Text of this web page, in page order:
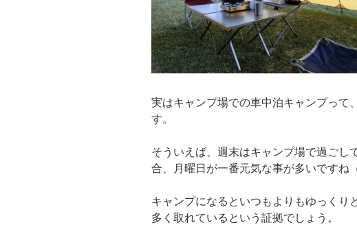
実はキャンプ場での車中泊キャンプって
す。
そういえば、週末はキャンプ場で過ごし
合、月曜日が一番元気な事が多いですね
キャンプになるといつもよりもゆっくり
多く取れているという証拠でしょう。